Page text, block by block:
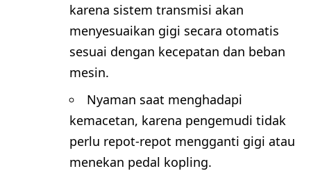
karena sistem transmisi akan
menyesuaikan gigi secara otomatis
sesuai dengan kecepatan dan beban
mesin.
Nyaman saat menghadapi
kemacetan, karena pengemudi tidak
perlu repot-repot mengganti gigi atau
menekan pedal kopling.